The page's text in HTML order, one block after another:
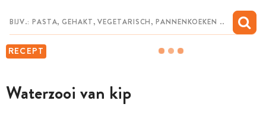
RECEPT
Waterzooi van kip
MIJN BEWAARDE RECEPTEN